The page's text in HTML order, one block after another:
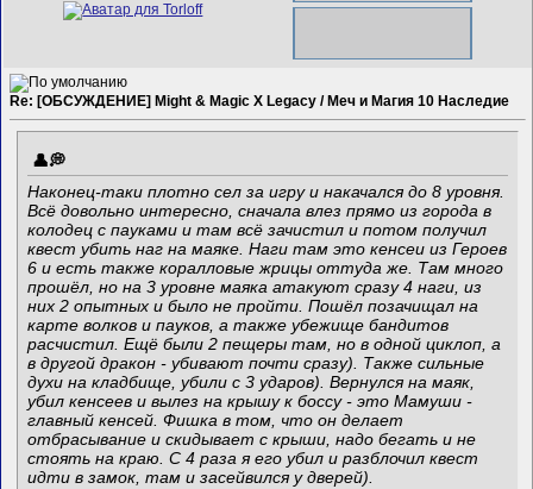
Re: [ОБСУЖДЕНИЕ] Might & Magic X Legacy / Меч и Магия 10 Наследие
Наконец-таки плотно сел за игру и накачался до 8 уровня.
Всё довольно интересно, сначала влез прямо из города в
колодец с пауками и там всё зачистил и потом получил
квест убить наг на маяке. Наги там это кенсеи из Героев
6 и есть также коралловые жрицы оттуда же. Там много
прошёл, но на 3 уровне маяка атакуют сразу 4 наги, из
них 2 опытных и было не пройти. Пошёл позачищал на
карте волков и пауков, а также убежище бандитов
расчистил. Ещё были 2 пещеры там, но в одной циклоп, а
в другой дракон - убивают почти сразу). Также сильные
духи на кладбище, убили с 3 ударов). Вернулся на маяк,
убил кенсеев и вылез на крышу к боссу - это Мамуши -
главный кенсей. Фишка в том, что он делает
отбрасывание и скидывает с крыши, надо бегать и не
стоять на краю. С 4 раза я его убил и разблочил квест
идти в замок, там и засейвился у дверей).